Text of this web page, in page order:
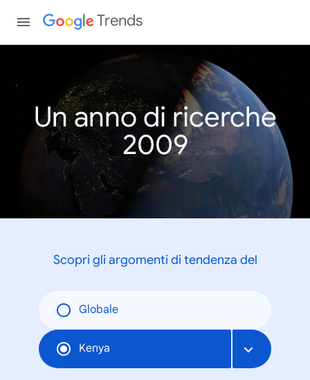
Trends
Un anno di ricerche
2009
Scopri gli argomenti di tendenza del
Globale
Kenya